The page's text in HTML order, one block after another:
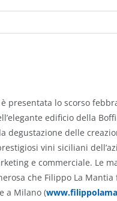
presentata lo scorso
edificio della
delle
vini siciliani
e commerciale. Le
che Filippo La
a Milano (